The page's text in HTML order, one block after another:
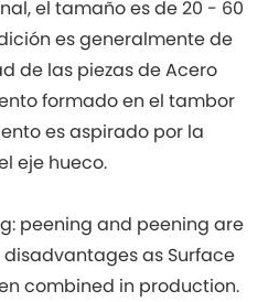
el tamaño es de 20 - 60
es generalmente de
de las piezas de Acero
formado en el tambor
es aspirado por la
eje hueco.
peening and peening are
as Surface
combined in production.